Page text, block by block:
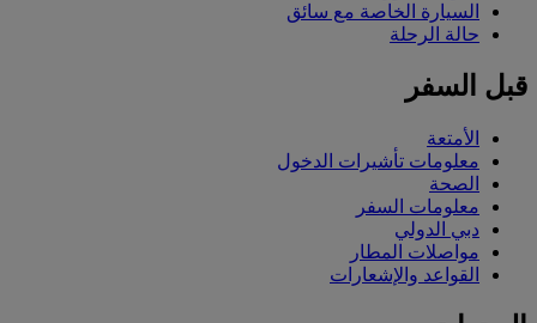
السيارة الخاصة مع سائق
حالة الرحلة
قبل السفر
الأمتعة
معلومات تأشيرات الدخول
الصحة
معلومات السفر
دبي الدولي
مواصلات المطار
القواعد والإشعارات